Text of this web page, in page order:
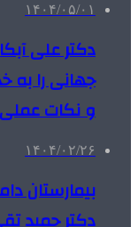
۱۴۰۴/۰۵/۰۱
دکتر علی
جهانی را
و نکات عملی
۱۴۰۴/۰۲/۲۶
بیمارستان
دکتر حمید